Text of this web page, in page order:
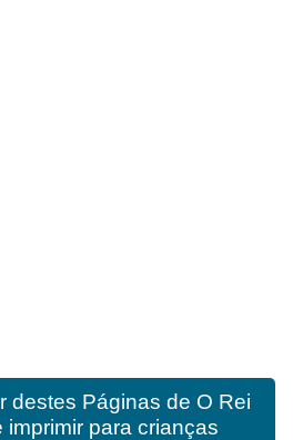
destes Páginas de O Rei
imprimir para crianças